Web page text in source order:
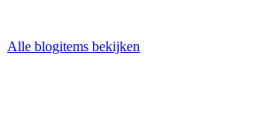
Alle blogitems bekijken